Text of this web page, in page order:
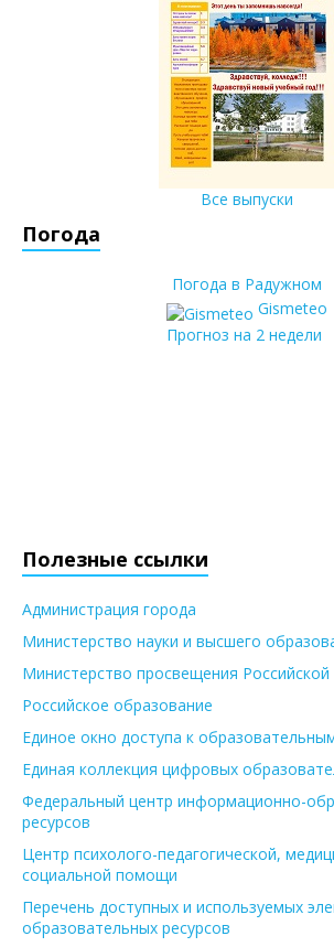
Все выпуски
Погода
Погода в Радужном
Gismeteo
Прогноз на 2 недели
Полезные ссылки
Администрация города
Министерство науки и высшего
Министерство просвещения
Российское образование
Единое окно доступа к
Единая коллекция цифровых
Федеральный центр информационно-
ресурсов
Центр психолого-педагогической,
социальной помощи
Перечень доступных и используемых
образовательных ресурсов